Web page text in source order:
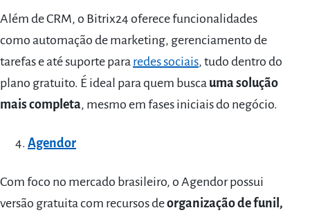
Além de CRM, o Bitrix24 oferece funcionalidades
como automação de marketing, gerenciamento de
tarefas e até suporte para redes sociais, tudo dentro do
plano gratuito. É ideal para quem busca uma solução
mais completa, mesmo em fases iniciais do negócio.
Agendor
Com foco no mercado brasileiro, o Agendor possui
versão gratuita com recursos deorganização de funil,